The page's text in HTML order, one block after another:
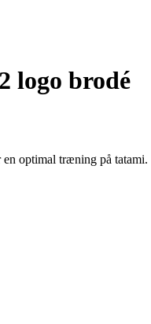
logo brodé
optimal træning på tatami.